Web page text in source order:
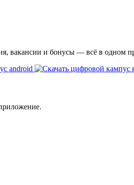
вакансии и бонусы — всё в одном